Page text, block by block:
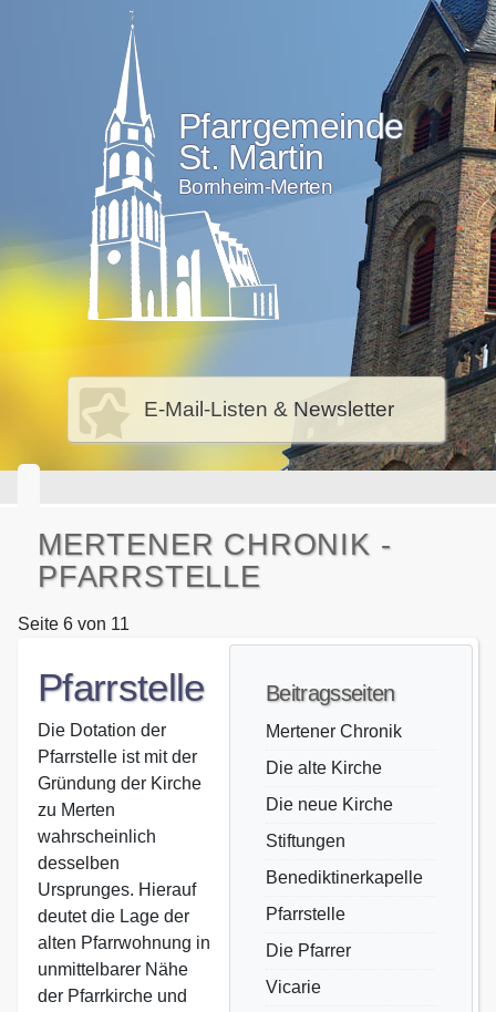
Pfarrgemeinde
St. Martin
Bornheim-Merten
E-Mail-Listen & Newsletter
MERTENER CHRONIK -
PFARRSTELLE
Beitragsseiten
Mertener Chronik
Die alte Kirche
Die neue Kirche
Stiftungen
Benediktinerkapelle
Pfarrstelle
Die Pfarrer
Vicarie
Seite 6 von 11
Pfarrstelle
Die Dotation der
Pfarrstelle ist mit der
Gründung der Kirche
zu Merten
wahrscheinlich
desselben
Ursprunges. Hierauf
deutet die Lage der
alten Pfarrwohnung in
unmittelbarer Nähe
der Pfarrkirche und